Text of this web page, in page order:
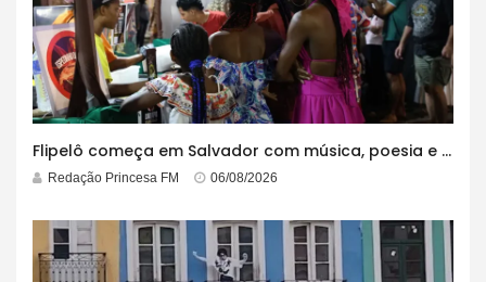
Flipelô começa em Salvador com música, poesia e grande participação
Redação Princesa FM 06/08/2026